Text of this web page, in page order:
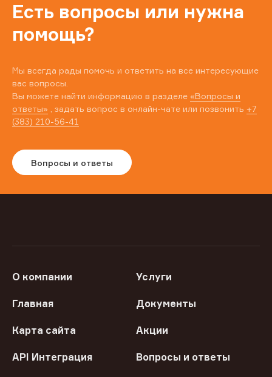
Есть вопросы или нужна
помощь?
Мы всегда рады помочь и ответить на все интересующие
вас вопросы.
Вы можете найти информацию в разделе «Вопросы и
ответы» , задать вопрос в онлайн-чате или позвонить +7
(383) 210-56-41
Вопросы и ответы
О компании Услуги
Главная Документы
Карта сайта Акции
API Интеграция Вопросы и ответы